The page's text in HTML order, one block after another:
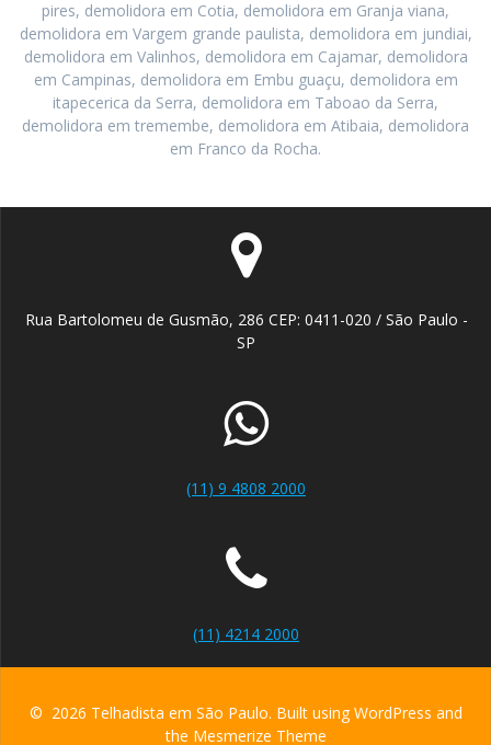
pires, demolidora em Cotia, demolidora em Granja viana,
demolidora em Vargem grande paulista, demolidora em jundiai,
demolidora em Valinhos, demolidora em Cajamar, demolidora
em Campinas, demolidora em Embu guaçu, demolidora em
itapecerica da Serra, demolidora em Taboao da Serra,
demolidora em tremembe, demolidora em Atibaia, demolidora
em Franco da Rocha.
Rua Bartolomeu de Gusmão, 286 CEP: 0411-020 / São Paulo -
SP
(11) 9 4808 2000
(11) 4214 2000
© 2026 Telhadista em São Paulo. Built using WordPress and
the Mesmerize Theme